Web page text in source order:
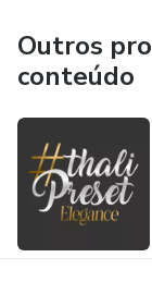
Outros
conteúdo